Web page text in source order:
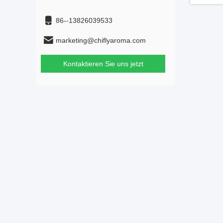
86--13826039533
marketing@chiflyaroma.com
Kontaktieren Sie uns jetzt